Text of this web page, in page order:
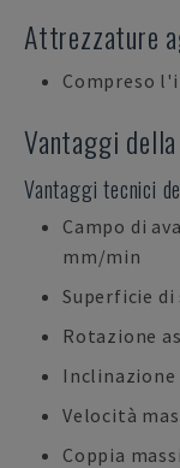
Attrezzature
Compreso
Vantaggi
Vantaggi tecnici
Campo di
mm/min
Superficie
Rotazione
Inclinazione
Velocità
Coppia